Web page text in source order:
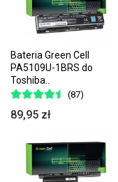
Bateria Green Cell
PA5109U-1BRS do
Toshiba..
(87)
89,95 zł